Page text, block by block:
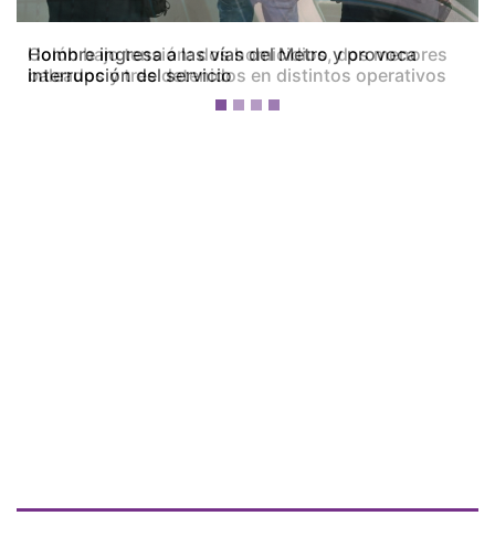
Colón bajo tensión: dos homicidios, dos menores
baleados y tres detenidos en distintos operativos